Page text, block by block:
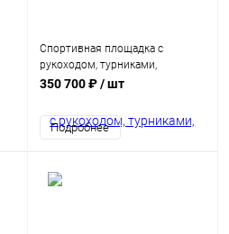
Спортивная площадка с
рукоходом, турниками,
шведской стенкой, змеевиком и
350 700 ₽/ шт
Подробнее